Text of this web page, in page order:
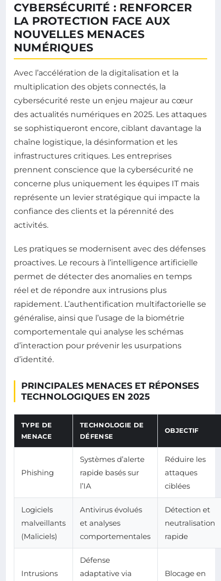
CYBERSÉCURITÉ : RENFORCER
LA PROTECTION FACE AUX
NOUVELLES MENACES
NUMÉRIQUES
Avec l’accélération de la digitalisation et la
multiplication des objets connectés, la
cybersécurité reste un enjeu majeur au cœur
des actualités numériques en 2025. Les attaques
se sophistiqueront encore, ciblant davantage la
chaîne logistique, la désinformation et les
infrastructures critiques. Les entreprises
prennent conscience que la cybersécurité ne
concerne plus uniquement les équipes IT mais
représente un levier stratégique qui impacte la
confiance des clients et la pérennité des
activités.
Les pratiques se modernisent avec des défenses
proactives. Le recours à l’intelligence artificielle
permet de détecter des anomalies en temps
réel et de répondre aux intrusions plus
rapidement. L’authentification multifactorielle se
généralise, ainsi que l’usage de la biométrie
comportementale qui analyse les schémas
d’interaction pour prévenir les usurpations
d’identité.
PRINCIPALES MENACES ET RÉPONSES
TECHNOLOGIQUES EN 2025
TYPE DE
MENACE
TECHNOLOGIE DE
DÉFENSE
OBJECTIF
Phishing
Systèmes d’alerte
rapide basés sur
l’IA
Réduire les
attaques
ciblées
Logiciels
malveillants
(Maliciels)
Antivirus évolués
et analyses
comportementales
Détection et
neutralisation
rapide
Intrusions
Défense
adaptative via
Blocage en